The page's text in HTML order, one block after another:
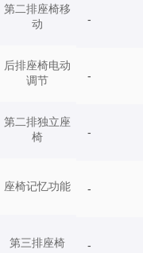
第二排座椅移
动
后排座椅电动
调节
第二排独立座
椅
座椅记忆功能
第三排座椅
-
-
-
-
-